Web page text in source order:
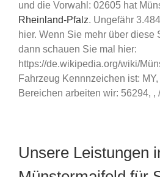
und die Vorwahl: 02605 hat
Rheinland-Pfalz. Ungefähr
hier. Wenn Sie mehr über diese
dann schauen Sie mal hier:
https://de.wikipedia.org/wiki/
Fahrzeug Kennnzeichen ist:
Bereichen arbeiten wir: 56294, ,
Unsere Leistungen